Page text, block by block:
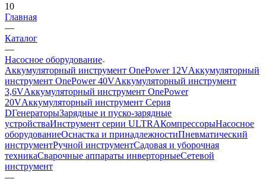
10
Главная
—
Каталог
—
Насосное оборудование
Аккумуляторный инструмент OnePower 12VАккумуляторный
инструмент OnePower 40VАккумуляторный инструмент
3,6VАккумуляторный инструмент OnePower
20VАккумуляторный инструмент Серия
DГенераторыЗарядные и пуско-зарядные
устройстваИнструмент серии ULTRAКомпрессорыНасосное
оборудованиеОснастка и принадлежностиПневматический
инструментРучной инструментСадовая и уборочная
техникаСварочные аппараты инверторныеСетевой
инструмент
—